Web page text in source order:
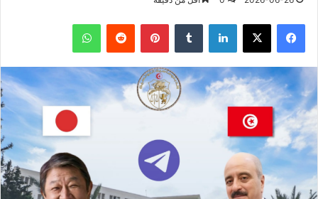
فيسبوك X لينكدإن بينتيريست واتساب